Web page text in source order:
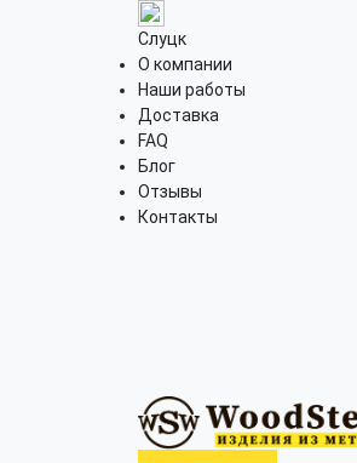
Слуцк
О компании
Наши работы
Доставка
FAQ
Блог
Отзывы
Контакты